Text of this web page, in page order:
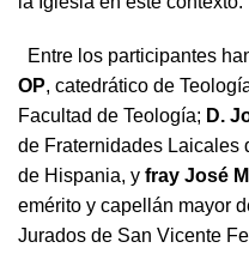
Entre los participantes
OP, catedrático de
Facultad de Teología; D.
de Fraternidades Laicales
de Hispania, y fray José
emérito y capellán mayor
Jurados de San Vicente